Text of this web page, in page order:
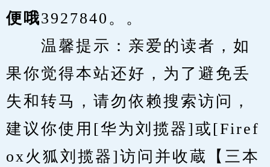
便哦3927840。。
温馨提示：亲爱的读者，如
果你觉得本站还好，为了避免丢
失和转马，请勿依赖搜索访问，
建议你使用[华为刘揽器]或[Firef
ox火狐刘揽器]访问并收蔵【三本